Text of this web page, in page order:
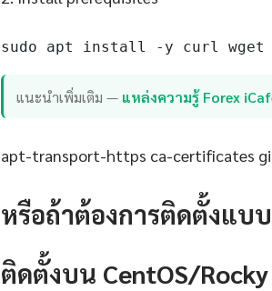
sudo apt install -y curl wget
แนะนำเพิ่มเติม — แหล่งความรู้ Forex
apt-transport-https ca-certificates
หรือถ้าต้องการติดตั้งแบ
ติดตั้งบน CentOS/